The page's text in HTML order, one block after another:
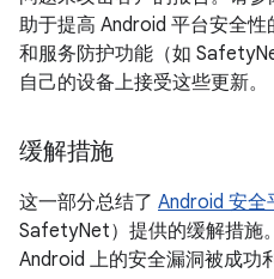
助于提高 Android 平台安全性
和服务防护功能（如
自己的设备上接受这些更新。
缓解措施
这一部分总结了 Android 安全
SafetyNet）提供的缓解措施
Android 上的安全漏洞被成功